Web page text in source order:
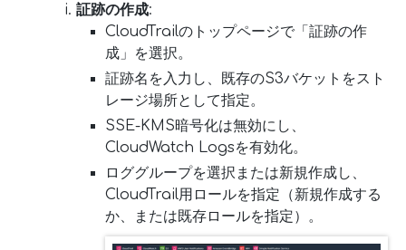
証跡の作成:
CloudTrailのトップページで「証跡の作
成」を選択。
証跡名を入力し、既存のS3バケットをスト
レージ場所として指定。
SSE-KMS暗号化は無効にし、
CloudWatch Logsを有効化。
ロググループを選択または新規作成し、
CloudTrail用ロールを指定（新規作成する
か、または既存ロールを指定）。